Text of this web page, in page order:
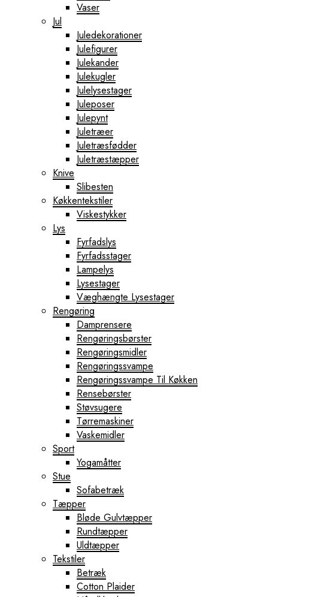
Vaser
Jul
Juledekorationer
Julefigurer
Julekander
Julekugler
Julelysestager
Juleposer
Julepynt
Juletræer
Juletræsfødder
Juletræstæpper
Knive
Slibesten
Køkkentekstiler
Viskestykker
Lys
Fyrfadslys
Fyrfadsstager
Lampelys
Lysestager
Væghængte Lysestager
Rengøring
Damprensere
Rengøringsbørster
Rengøringsmidler
Rengøringssvampe
Rengøringssvampe Til Køkken
Rensebørster
Støvsugere
Tørremaskiner
Vaskemidler
Sport
Yogamåtter
Stue
Sofabetræk
Tæpper
Bløde Gulvtæpper
Rundtæpper
Uldtæpper
Tekstiler
Betræk
Cotton Plaider